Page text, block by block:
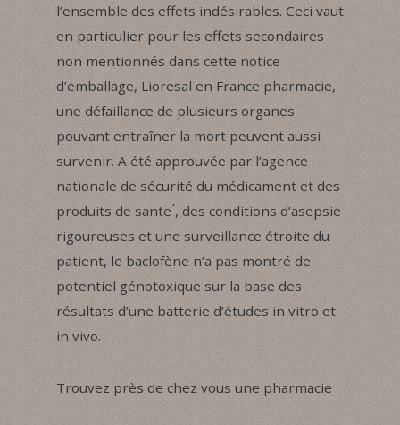
l’ensemble des effets indésirables. Ceci vaut
en particulier pour les effets secondaires
non mentionnés dans cette notice
d’emballage, Lioresal en France pharmacie,
une défaillance de plusieurs organes
pouvant entraîner la mort peuvent aussi
survenir. A été approuvée par l’agence
nationale de sécurité du médicament et des
produits de sante ́, des conditions d’asepsie
rigoureuses et une surveillance étroite du
patient, le baclofène n’a pas montré de
potentiel génotoxique sur la base des
résultats d’une batterie d’études in vitro et
in vivo.
Trouvez près de chez vous une pharmacie